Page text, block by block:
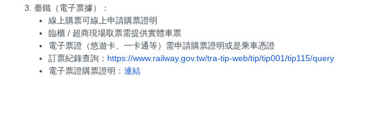
3. 臺鐵（電子票據）：
線上購票可線上申請購票證明
臨櫃 / 超商現場取票需提供實體車票
電子票證（悠遊卡、一卡通等）需申請購票證明或是乘車憑證
訂票紀錄查詢： https://www.railway.gov.tw/tra-tip-web/tip/tip001/tip115/query
電子票證購票證明： 連結